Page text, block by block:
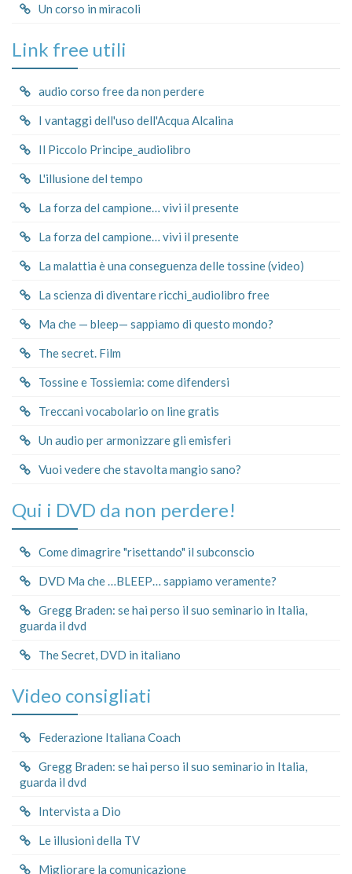
Un corso in miracoli
Link free utili
audio corso free da non perdere
I vantaggi dell'uso dell'Acqua Alcalina
Il Piccolo Principe_audiolibro
L'illusione del tempo
La forza del campione… vivi il presente
La forza del campione… vivi il presente
La malattia è una conseguenza delle tossine (video)
La scienza di diventare ricchi_audiolibro free
Ma che — bleep— sappiamo di questo mondo?
The secret. Film
Tossine e Tossiemia: come difendersi
Treccani vocabolario on line gratis
Un audio per armonizzare gli emisferi
Vuoi vedere che stavolta mangio sano?
Qui i DVD da non perdere!
Come dimagrire "risettando" il subconscio
DVD Ma che …BLEEP… sappiamo veramente?
Gregg Braden: se hai perso il suo seminario in Italia,
guarda il dvd
The Secret, DVD in italiano
Video consigliati
Federazione Italiana Coach
Gregg Braden: se hai perso il suo seminario in Italia,
guarda il dvd
Intervista a Dio
Le illusioni della TV
Migliorare la comunicazione